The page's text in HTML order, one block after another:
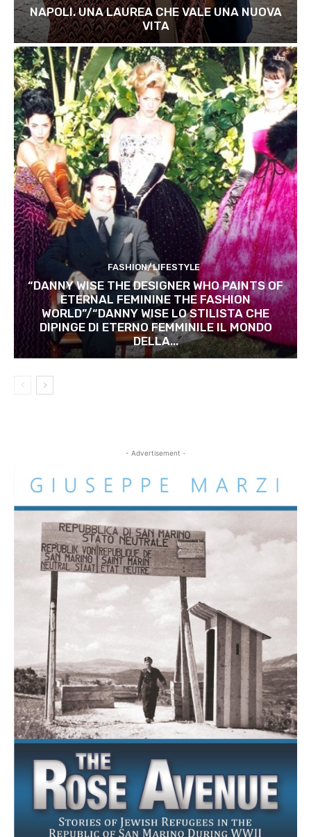
NAPOLI. UNA LAUREA CHE VALE UNA NUOVA
VITA
FASHION/LIFESTYLE
“DANNY WISE THE DESIGNER WHO PAINTS OF
ETERNAL FEMININE THE FASHION
WORLD”/“DANNY WISE LO STILISTA CHE
DIPINGE DI ETERNO FEMMINILE IL MONDO
DELLA...
- Advertisement -